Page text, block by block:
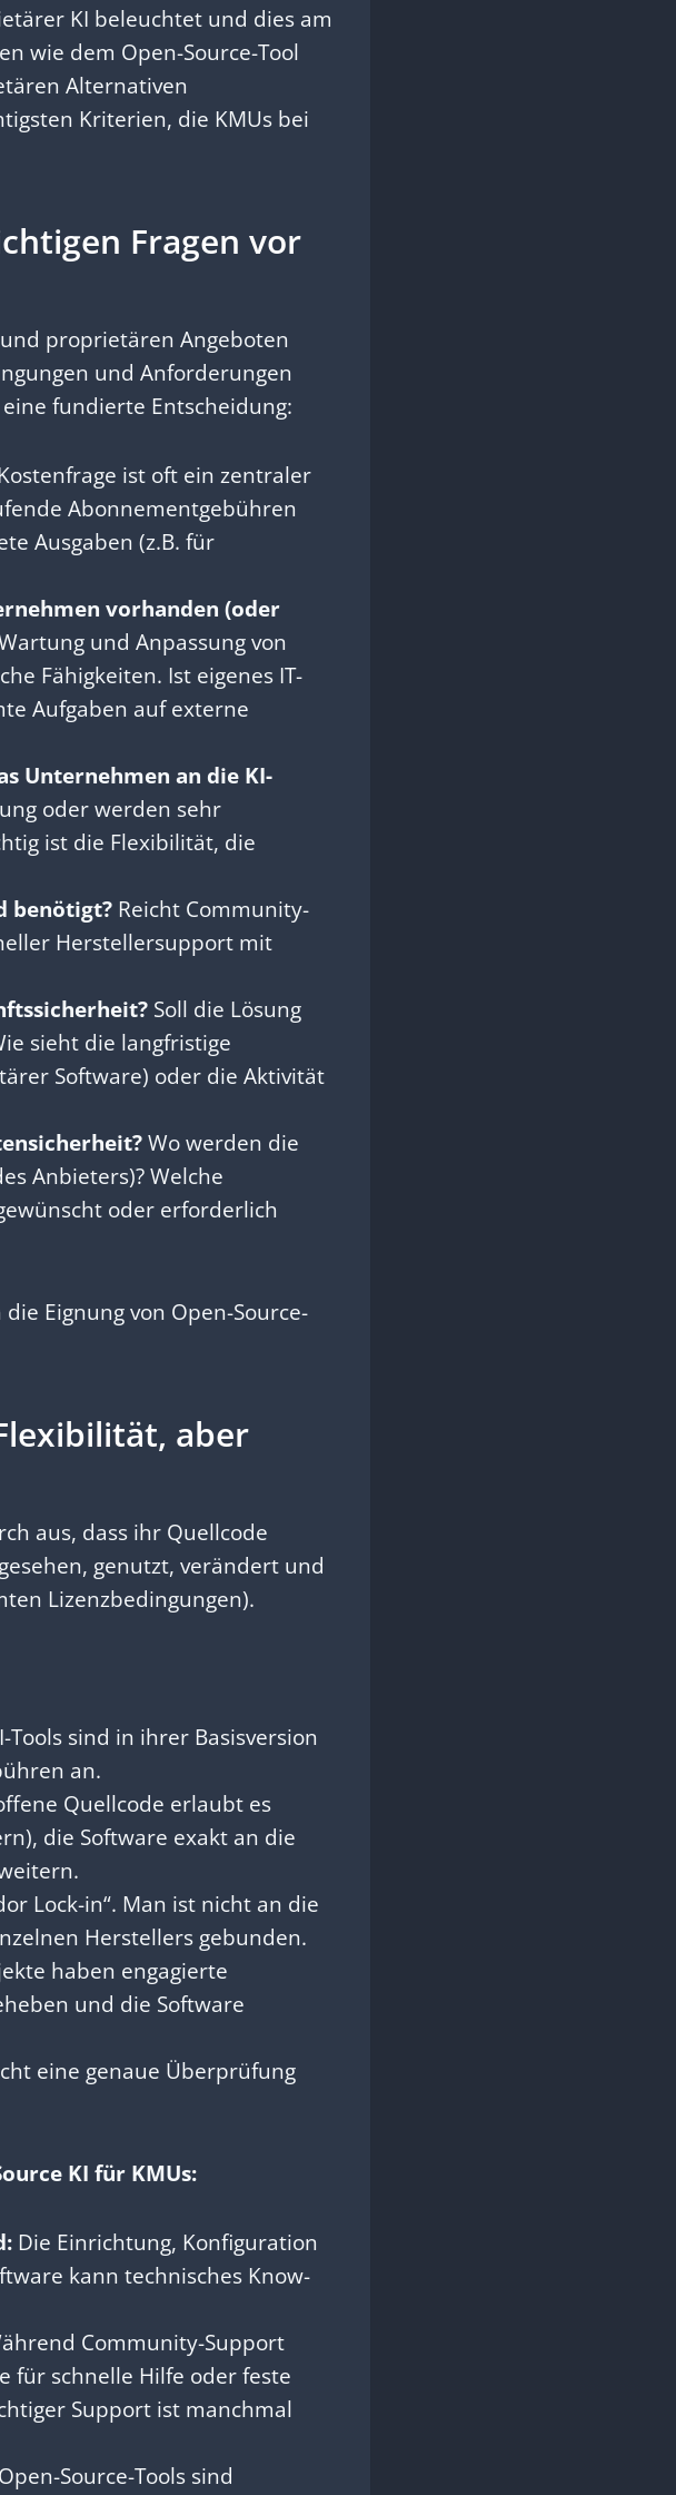
KI beleuchtet und dies am
wie dem Open-Source-Tool
Alternativen
Kriterien, die KMUs bei
Fragen vor
proprietären Angeboten
und Anforderungen
fundierte Entscheidung:
ist oft ein zentraler
Abonnementgebühren
Ausgaben (z.B. für
vorhanden (oder
und Anpassung von
Fähigkeiten. Ist eigenes IT-
Aufgaben auf externe
Unternehmen an die KI-
oder werden sehr
ist die Flexibilität, die
benötigt? Reicht Community-
Herstellersupport mit
Soll die Lösung
sieht die langfristige
Software) oder die Aktivität
Wo werden die
Anbieters)? Welche
oder erforderlich
Eignung von Open-Source-
aber
aus, dass ihr Quellcode
genutzt, verändert und
Lizenzbedingungen).
Tools sind in ihrer Basisversion
an.
Quellcode erlaubt es
die Software exakt an die
Lock-in“. Man ist nicht an die
Herstellers gebunden.
haben engagierte
und die Software
eine genaue Überprüfung
KI für KMUs:
Die Einrichtung, Konfiguration
kann technisches Know-
Community-Support
für schnelle Hilfe oder feste
Support ist manchmal
Source-Tools sind